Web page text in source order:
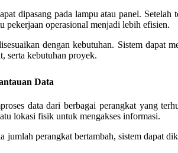
dipasang pada lampu atau panel.
pekerjaan operasional menjadi lebih efisien.
dengan kebutuhan. Sistem
serta kebutuhan proyek.
Data
data dari berbagai perangkat yang
lokasi fisik untuk mengakses informasi.
perangkat bertambah, sistem dapat